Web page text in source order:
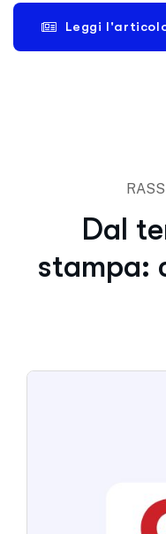
Leggi
Dal
stampa: